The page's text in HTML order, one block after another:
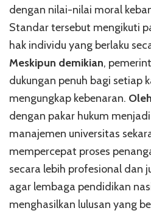
dengan nilai-nilai moral
Standar tersebut mengikuti
hak individu yang berlaku
Meskipun demikian,
dukungan penuh bagi setiap
mengungkap kebenaran.
dengan pakar hukum
manajemen universitas
mempercepat proses
secara lebih profesional dan
agar lembaga pendidikan
menghasilkan lulusan yang